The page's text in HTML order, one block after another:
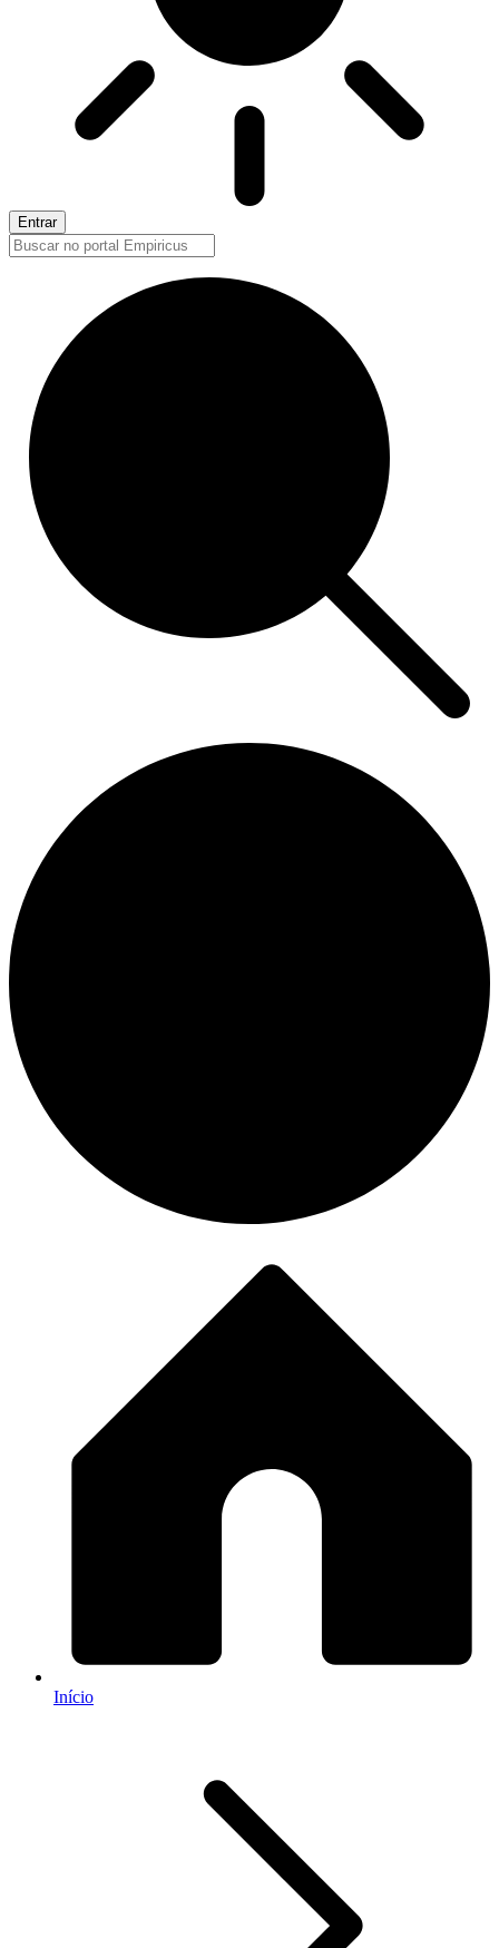
Entrar
Início